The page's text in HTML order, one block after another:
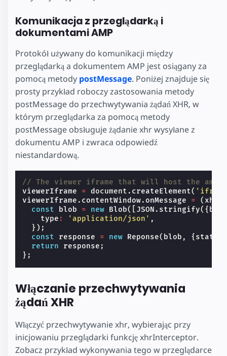
Komunikacja z przeglądarką i
dokumentami AMP
Protokół używany do komunikacji między
przeglądarką a dokumentem AMP jest osiągany za
pomocą metody postMessage. Poniżej znajduje się
prosty przykład roboczy zastosowania metody
postMessage do przechwytywania żądań XHR, w
którym przeglądarka za pomocą metody
postMessage obsługuje żądanie xhr wysyłane z
dokumentu AMP i zwraca odpowiedź
niestandardową.
// The viewer iframe that will host the amp
viewerIframe
= document . createElement(
viewerIframe . contentWindow. onMessage = (
const
blob = new Blob([ JSON . stringify({
type : 'application/json' ,
});
const
response = new Reponse( blob , {status
return
response ;
};
Włączanie przechwytywania
żądań XHR
Włączyć przechwytywanie xhr, wybierając przy
inicjowaniu przeglądarki funkcję xhrInterceptor.
Zobacz przykład wykonywania tego w przeglądarce